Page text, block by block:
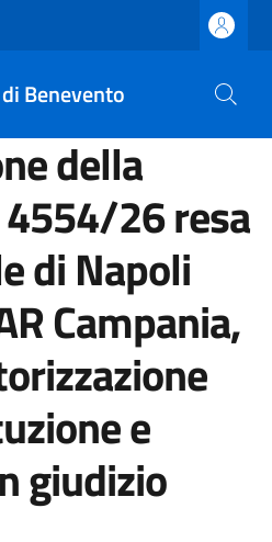
Benevento
della
26 resa
di Napoli
Campania,
e
giudizio